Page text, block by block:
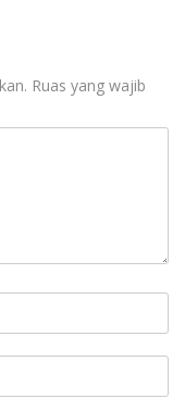
Ruas yang wajib